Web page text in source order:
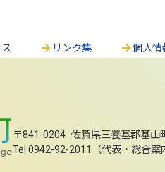
リンク集 個人情
〒841-0204 佐賀県三養基郡基山
Tel:0942-92-2011（代表・総合